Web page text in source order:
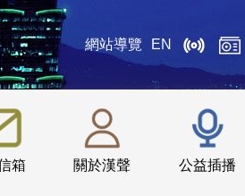
網站導覽 EN
箱 關於漢聲 公益插播